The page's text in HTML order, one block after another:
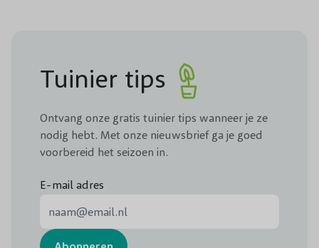
Tuinier tips
Ontvang onze gratis tuinier tips wanneer je ze
nodig hebt. Met onze nieuwsbrief ga je goed
voorbereid het seizoen in.
E-mail adres